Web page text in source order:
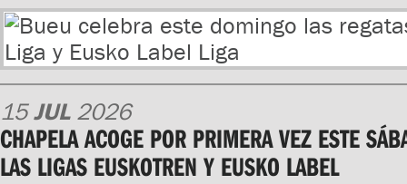
15JUL2026
CHAPELA ACOGE POR PRIMERA VEZ ESTE
LAS LIGAS EUSKOTREN Y EUSKO LABEL